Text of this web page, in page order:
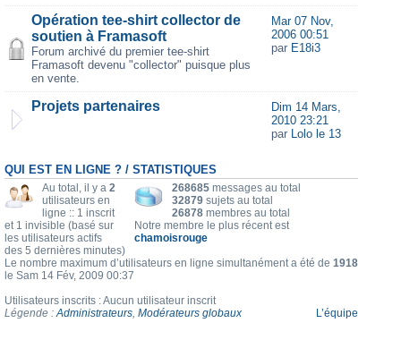
Opération tee-shirt collector de
soutien à Framasoft
Forum archivé du premier tee-shirt
Framasoft devenu "collector" puisque plus
en vente.
Mar 07 Nov,
2006 00:51
par E18i3
Projets partenaires
Dim 14 Mars,
2010 23:21
par Lolo le 13
QUI EST EN LIGNE ? / STATISTIQUES
268685 messages au total
32879 sujets au total
26878 membres au total
Notre membre le plus récent est
chamoisrouge
Au total, il y a 2
utilisateurs en
ligne :: 1 inscrit
et 1 invisible (basé sur
les utilisateurs actifs
des 5 dernières minutes)
Le nombre maximum d’utilisateurs en ligne simultanément a été de 1918
le Sam 14 Fév, 2009 00:37
Utilisateurs inscrits : Aucun utilisateur inscrit
Légende :Administrateurs, Modérateurs globaux L’équipe